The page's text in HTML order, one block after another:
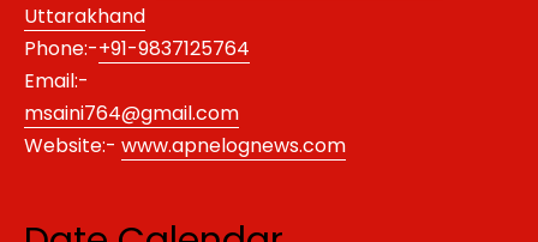
Uttarakhand
Phone:-+91-9837125764
Email:-
msaini764@gmail.com
Website:- www.apnelognews.com